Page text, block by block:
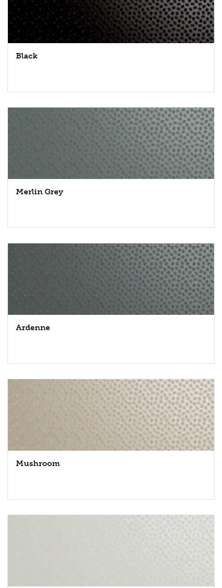
Black
Merlin Grey
Ardenne
Mushroom